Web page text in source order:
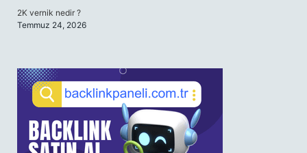
2K vernik nedir ?
Temmuz 24, 2026